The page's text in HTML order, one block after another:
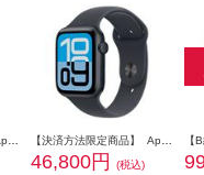
46,800円 (税込)